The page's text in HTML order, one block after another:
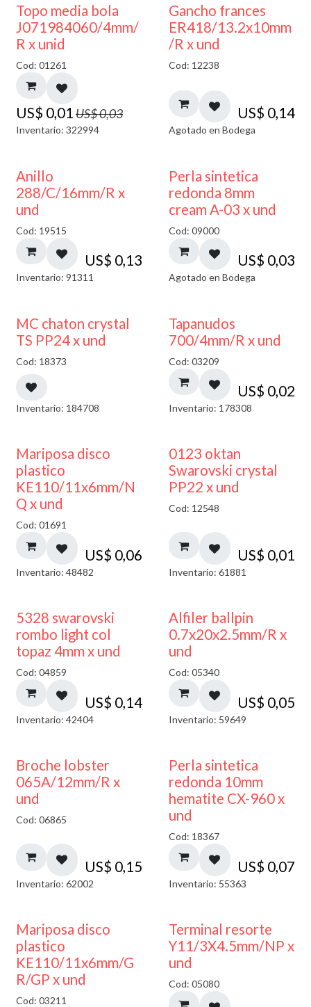
50% DESCUENTO
Topo media bola
J071984060/4mm/
R x unid
Cod: 01261
US$ 0,01US$0,03
Inventario: 322994
AGOTADO
Gancho frances
ER418/13.2x10mm
/R x und
Cod: 12238
US$ 0,14
Agotado en Bodega
Anillo
288/C/16mm/R x
und
Cod: 19515
US$ 0,13
Inventario: 91311
AGOTADO
Perla sintetica
redonda 8mm
cream A-03 x und
Cod: 09000
US$ 0,03
Agotado en Bodega
MC chaton crystal
TS PP24 x und
Cod: 18373
Inventario: 184708
Tapanudos
700/4mm/R x und
Cod: 03209
US$ 0,02
Inventario: 178308
Mariposa disco
plastico
KE110/11x6mm/N
Q x und
Cod: 01691
US$ 0,06
Inventario: 48482
0123 oktan
Swarovski crystal
PP22 x und
Cod: 12548
US$ 0,01
Inventario: 61881
5328 swarovski
rombo light col
topaz 4mm x und
Cod: 04859
US$ 0,14
Inventario: 42404
Alfiler ballpin
0.7x20x2.5mm/R x
und
Cod: 05340
US$ 0,05
Inventario: 59649
Broche lobster
065A/12mm/R x
und
Cod: 06865
US$ 0,15
Inventario: 62002
Perla sintetica
redonda 10mm
hematite CX-960 x
und
Cod: 18367
US$ 0,07
Inventario: 55363
Mariposa disco
plastico
KE110/11x6mm/G
R/GP x und
Cod: 03211
50% DESCUENTO
Terminal resorte
Y11/3X4.5mm/NP x
und
Cod: 05080